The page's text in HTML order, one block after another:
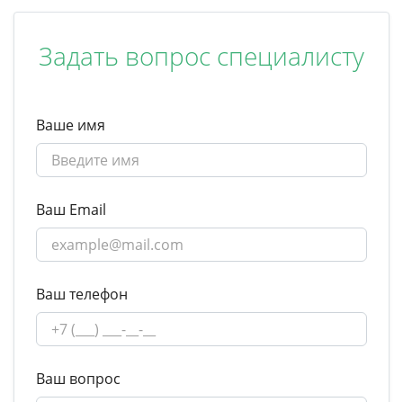
Задать вопрос специалисту
Ваше имя
Ваш Email
Ваш телефон
Ваш вопрос